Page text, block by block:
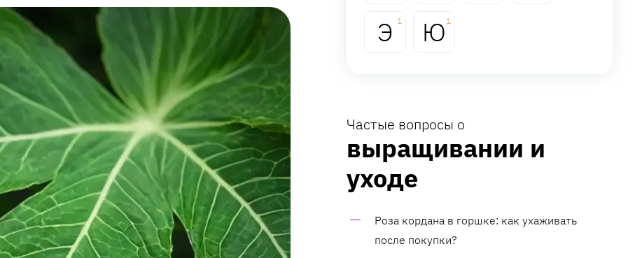
Э 1 Ю 1
Частые вопросы о
выращивании и
уходе
Роза кордана в горшке: как ухаживать
после покупки?